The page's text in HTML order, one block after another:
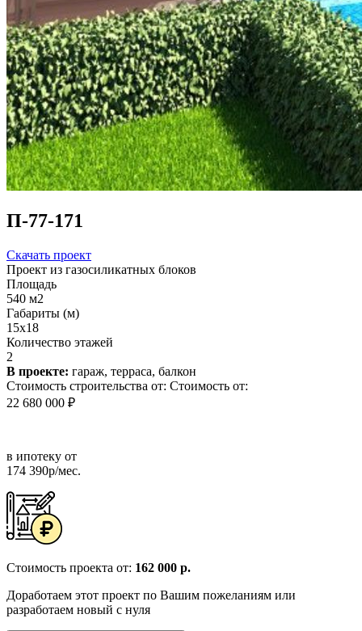
П-77-171
Скачать проект
Проект из газосиликатных блоков
Площадь
540 м2
Габариты (м)
15x18
Количество этажей
2
В проекте: гараж, терраса, балкон
Стоимость строительства от: Стоимость от:
22 680 000 ₽
в ипотеку от
174 390р/мес.
Стоимость проекта от: 162 000 р.
Доработаем этот проект по Вашим пожеланиям или
разработаем новый с нуля